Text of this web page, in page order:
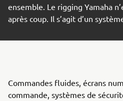
ensemble. Le rigging Yamaha
après coup. Il s’agit d’un
Commandes fluides, écrans
commande, systèmes de